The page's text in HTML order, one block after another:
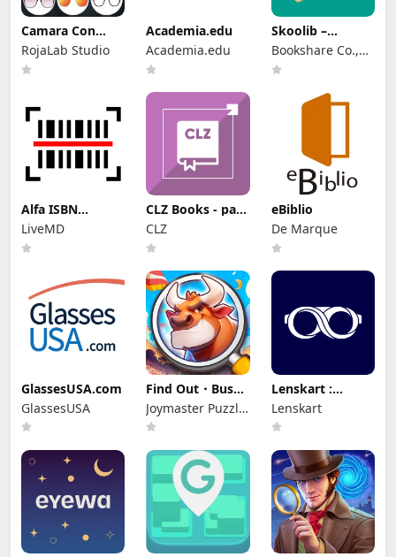
Camara Con
Gafas Reales
RojaLab Studio
Academia.edu
Academia.edu
Skoolib –
Gestiona
Biblioteca
Bookshare Co.,
Ltd
Alfa ISBN
Scanner
LiveMD
CLZ Books - para
tus libros
CLZ
eBiblio
De Marque
GlassesUSA.com
GlassesUSA
Find Out・Busca
Objetos Ocultos
Joymaster Puzzle
Game Studio
Lenskart :
Eyeglasses &
More
Lenskart